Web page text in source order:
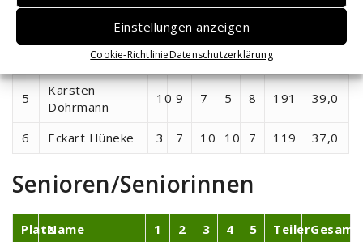
Einstellungen anzeigen
Cookie-RichtlinieDatenschutzerklärung
Stephan
9
Eyck Steimke 9 8 10 9 9
5
Karsten
Döhrmann
10 9 7 5 8 191 39,0
6 Eckart Hüneke 3 7 10 10 7 119 37,0
Senioren/Seniorinnen
PlatzName 1 2 3 4 5 TeilerGesamt